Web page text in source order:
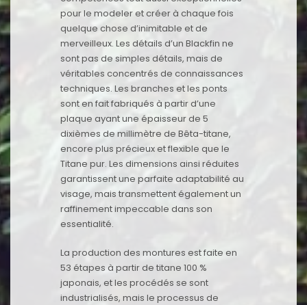
pour le modeler et créer à chaque fois
quelque chose d’inimitable et de
merveilleux. Les détails d’un Blackfin ne
sont pas de simples détails, mais de
véritables concentrés de connaissances
techniques. Les branches et les ponts
sont en fait fabriqués à partir d’une
plaque ayant une épaisseur de 5
dixièmes de millimètre de Bêta-titane,
encore plus précieux et flexible que le
Titane pur. Les dimensions ainsi réduites
garantissent une parfaite adaptabilité au
visage, mais transmettent également un
raffinement impeccable dans son
essentialité.
La production des montures est faite en
53 étapes à partir de titane 100 %
japonais, et les procédés se sont
industrialisés, mais le processus de